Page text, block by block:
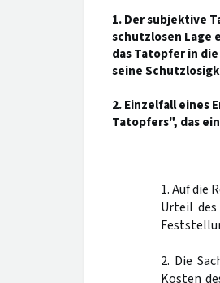
1. Der subjektive
schutzlosen Lage
das Tatopfer in
seine
2. Einzelfall eines
Tatopfers", das
1. Auf die
Urteil
2. Die
Kosten